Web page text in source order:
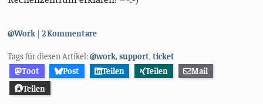
Kategorien:
@Work 2 Kommentare
Tags für diesen Artikel:@work,support,ticket
Toot
Post Teilen Teilen
Mail
Teilen